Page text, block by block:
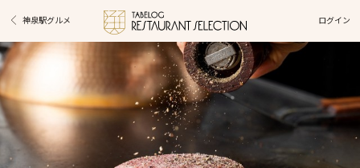
神泉駅グルメ ログイン